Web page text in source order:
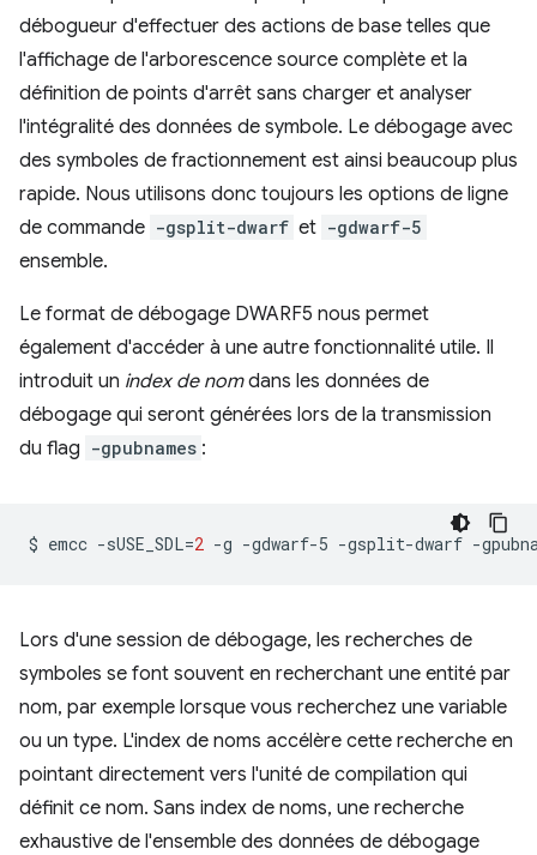
débogueur d'effectuer des actions de base telles que
l'affichage de l'arborescence source complète et la
définition de points d'arrêt sans charger et analyser
l'intégralité des données de symbole. Le débogage avec
des symboles de fractionnement est ainsi beaucoup plus
rapide. Nous utilisons donc toujours les options de ligne
de commande -gsplit-dwarf et -gdwarf-5
ensemble.
Le format de débogage DWARF5 nous permet
également d'accéder à une autre fonctionnalité utile. Il
introduit un index de nomdans les données de
débogage qui seront générées lors de la transmission
du flag -gpubnames :
$ emcc -sUSE_SDL=2 -g -gdwarf-5 -gsplit-dwarf -
Lors d'une session de débogage, les recherches de
symboles se font souvent en recherchant une entité par
nom, par exemple lorsque vous recherchez une variable
ou un type. L'index de noms accélère cette recherche en
pointant directement vers l'unité de compilation qui
définit ce nom. Sans index de noms, une recherche
exhaustive de l'ensemble des données de débogage